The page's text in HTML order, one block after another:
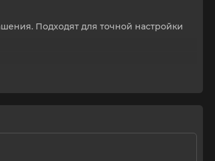
Подходят для точной настройки